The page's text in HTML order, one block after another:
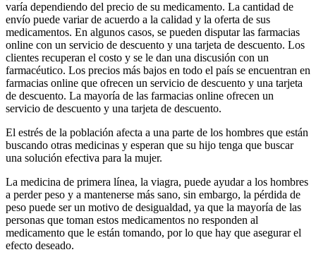
varía dependiendo del precio de su medicamento. La cantidad de
envío puede variar de acuerdo a la calidad y la oferta de sus
medicamentos. En algunos casos, se pueden disputar las farmacias
online con un servicio de descuento y una tarjeta de descuento. Los
clientes recuperan el costo y se le dan una discusión con un
farmacéutico. Los precios más bajos en todo el país se encuentran en
farmacias online que ofrecen un servicio de descuento y una tarjeta
de descuento. La mayoría de las farmacias online ofrecen un
servicio de descuento y una tarjeta de descuento.
El estrés de la población afecta a una parte de los hombres que están
buscando otras medicinas y esperan que su hijo tenga que buscar
una solución efectiva para la mujer.
La medicina de primera línea, la viagra, puede ayudar a los hombres
a perder peso y a mantenerse más sano, sin embargo, la pérdida de
peso puede ser un motivo de desigualdad, ya que la mayoría de las
personas que toman estos medicamentos no responden al
medicamento que le están tomando, por lo que hay que asegurar el
efecto deseado.